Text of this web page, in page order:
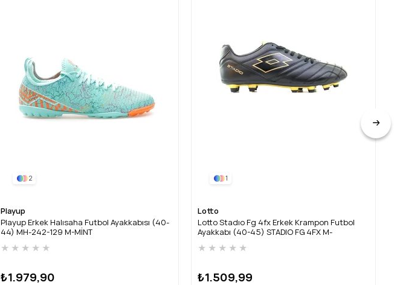
2
Playup
Playup Erkek Halısaha Futbol Ayakkabısı (40-
44) MH-242-129 M-MİNT
★ ★ ★ ★ ★
₺1.979,90
1
Lotto
Lotto Stadıo Fg 4fx Erkek Krampon Futbol
Ayakkabı (40-45) STADIO FG 4FX M-
★ ★ ★ ★ ★
₺1.509,99